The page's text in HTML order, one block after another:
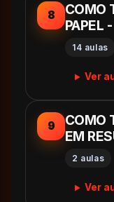
8
COMO
PAPEL
14 aulas
Ver
9
COMO
EM
2 aulas
Ver